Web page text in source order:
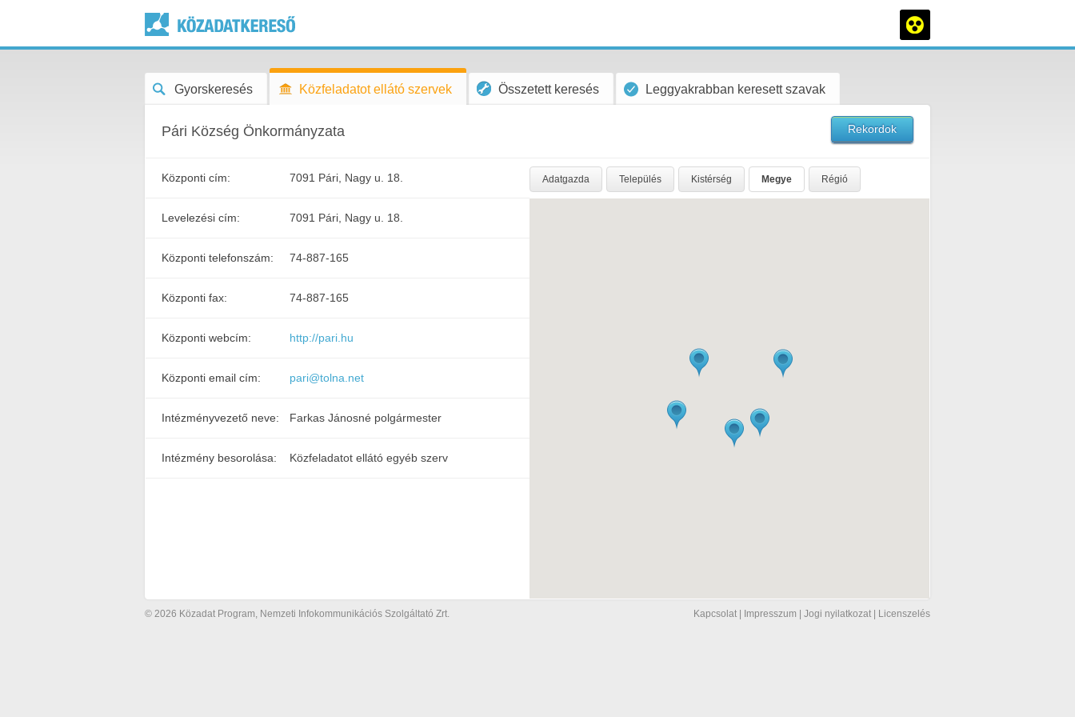
Gyorskeresés Közfeladatot ellátó szervek Összetett keresés Leggyakrabban keresett szavak
Pári Község Önkormányzata Rekordok
Központi cím: 7091 Pári, Nagy u. 18.
Levelezési cím: 7091 Pári, Nagy u. 18.
Központi telefonszám: 74-887-165
Központi fax: 74-887-165
Központi webcím: http://pari.hu
Központi email cím: pari@tolna.net
Intézményvezető neve: Farkas Jánosné polgármester
Intézmény besorolása: Közfeladatot ellátó egyéb szerv
Adatgazda Település Kistérség Megye Régió
© 2026 Közadat Program, Nemzeti Infokommunikációs Szolgáltató Zrt. Kapcsolat Impresszum Jogi nyilatkozat Licenszelés